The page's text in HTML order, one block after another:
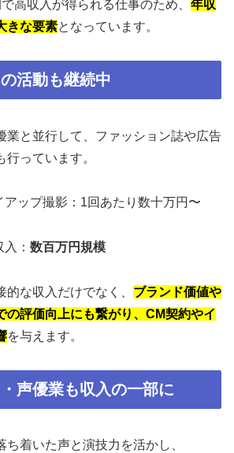
高収入が得られる仕事のため、 年収
きな要素となっています。
活動も継続中
業と並行して、ファッション誌や広告
行っています。
アップ撮影：1回あたり数十万円〜
入：数百万円規模
な収入だけでなく、 ブランド価値や
の評価向上にも繋がり、CM契約やイ
を与えます。
声優業も収入の一部に
着いた声と演技力を活かし、